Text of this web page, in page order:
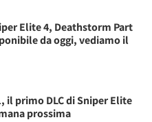
Elite 4, Deathstorm Part
da oggi, vediamo il
il primo DLC di Sniper Elite
prossima